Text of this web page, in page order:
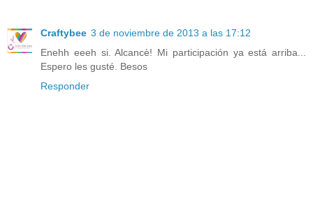
Craftybee 3 de noviembre de 2013 a las 17:12
Enehh eeeh si. Alcancè! Mi participación ya está arriba...
Espero les gusté. Besos
Responder